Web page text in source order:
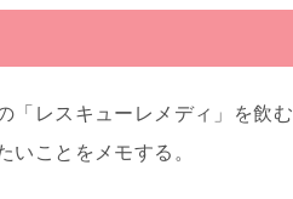
「レスキューレメディ」を飲む
ことをメモする。